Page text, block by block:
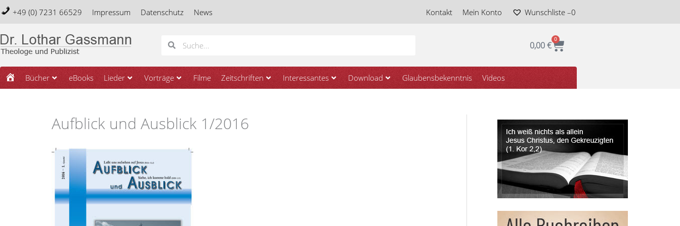
Zum
Inhalt
+49 (0) 7231 66529 Impressum Datenschutz News Kontakt Mein Konto Wunschliste –0
Suche Suche 0,00€
0
Warenkorb
Startseite
Bücher eBooks Lieder Vorträge Filme Zeitschriften Interessantes Download Glaubensbekenntnis Videos
Aufblick und Ausblick 1/2016